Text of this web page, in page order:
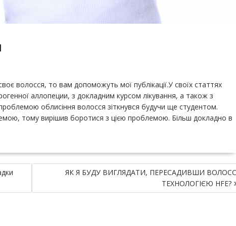
волосся, то вам допоможуть мої публікації.У своїх статтях
аллопеции, з докладним курсом лікування, а також з
облисіння волосся зіткнувся будучи ще студентом.
тому вирішив боротися з цією проблемою. Більш докладно в
ЯК Я БУДУ ВИГЛЯДАТИ, ПЕРЕСАДИВШИ
ТЕХНОЛОГІЄЮ HFE?